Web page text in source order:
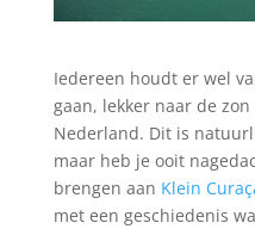
Iedereen houdt er wel
gaan, lekker naar de
Nederland. Dit is
maar heb je ooit
brengen aan Klein
met een geschiedenis